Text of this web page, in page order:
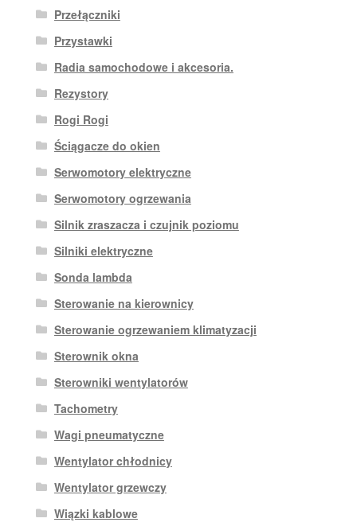
Przełączniki
Przystawki
Radia samochodowe i akcesoria.
Rezystory
Rogi Rogi
Ściągacze do okien
Serwomotory elektryczne
Serwomotory ogrzewania
Silnik zraszacza i czujnik poziomu
Silniki elektryczne
Sonda lambda
Sterowanie na kierownicy
Sterowanie ogrzewaniem klimatyzacji
Sterownik okna
Sterowniki wentylatorów
Tachometry
Wagi pneumatyczne
Wentylator chłodnicy
Wentylator grzewczy
Wiązki kablowe